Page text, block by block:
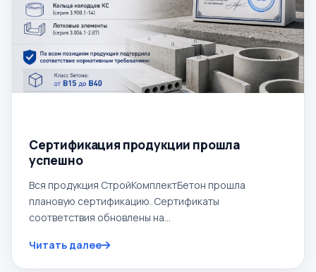
Сертификация продукции прошла
успешно
Вся продукция СтройКомплектБетон прошла
плановую сертификацию. Сертификаты
соответствия обновлены на...
Читать далее